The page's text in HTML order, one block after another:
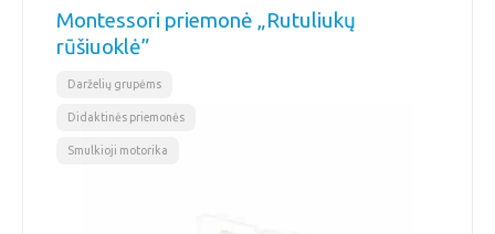
Montessori priemonė „Rutuliukų
rūšiuoklė”
Darželių grupėms
Didaktinės priemonės
Smulkioji motorika